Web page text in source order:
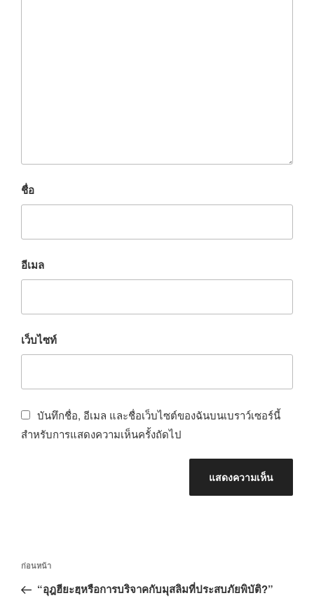
ชื่อ
อีเมล
เว็บไซท์
บันทึกชื่อ, อีเมล และชื่อเว็บไซต์ของฉันบนเบราว์เซอร์นี้
สำหรับการแสดงความเห็นครั้งถัดไป
เมนู
นำทาง
เรื่อง
ก่อน
ก่อนหน้า
“อุฎฮียะฮฺหรือการบริจาคกับมุสลิมที่ประสบภัยพิบัติ?”